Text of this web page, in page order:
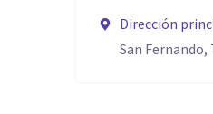
Dirección
San Fernando,